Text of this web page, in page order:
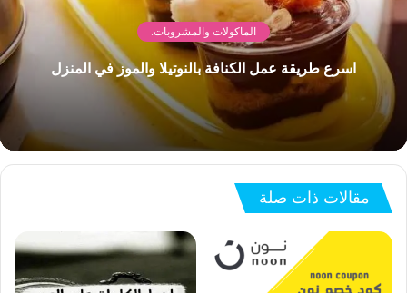
الماكولات والمشروبات.
اسرع طريقة عمل الكنافة بالنوتيلا والموز في المنزل
مقالات ذات صلة